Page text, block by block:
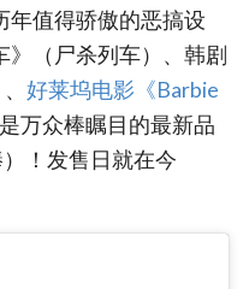
年值得骄傲的恶搞设
（尸杀列车）、韩剧
好莱坞电影《Barbie
万众棒瞩目的最新品
！发售日就在今